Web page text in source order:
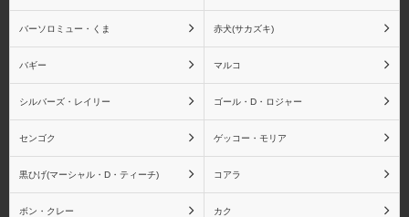
ジュラキュール・ミホー
ク
ジュエリー・ボニー
ゴーイング・メリー号 ペローナ
バーソロミュー・くま 赤犬(サカズキ)
バギー マルコ
シルバーズ・レイリー ゴール・D・ロジャー
センゴク ゲッコー・モリア
黒ひげ(マーシャル・D・ティーチ) コアラ
ボン・クレー カク